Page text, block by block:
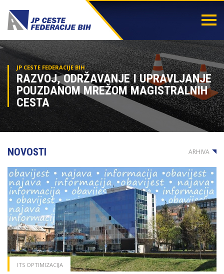
JP CESTE FEDERACIJE BIH
RAZVOJ, ODRŽAVANJE I UPRAVLJANJE
POUZDANOM MREŽOM MAGISTRALNIH
CESTA
NOVOSTI ARHIVA
ITS OPTIMIZACIJA